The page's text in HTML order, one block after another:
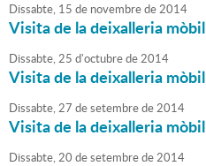
Dissabte, 15 de novembrede2014
Visita de la deixalleria mòbil
Dissabte,25 d'octubrede2014
Visita de la deixalleria mòbil
Dissabte,27 desetembrede2014
Visita de la deixalleria mòbil
Dissabte,20 desetembrede2014